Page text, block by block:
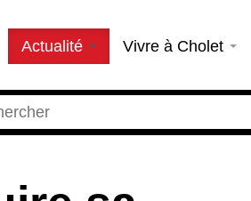
Actualité Vivre à Cholet